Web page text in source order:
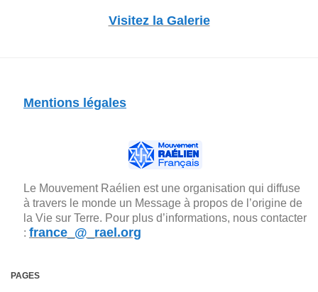
Visitez la Galerie
Mentions légales
Le Mouvement Raélien est une organisation qui diffuse
à travers le monde un Message à propos de l’origine de
la Vie sur Terre. Pour plus d’informations, nous contacter
: france_@_rael.org
PAGES